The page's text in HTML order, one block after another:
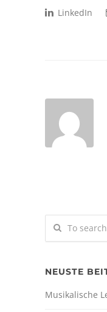
LinkedIn
NEUSTE
Musikalische